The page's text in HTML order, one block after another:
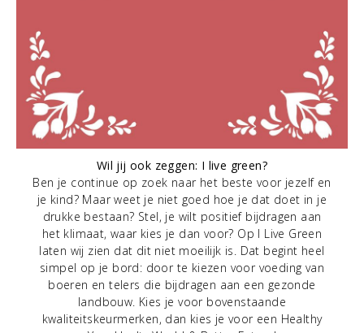
Wil jij ook zeggen: I live green?
Ben je continue op zoek naar het beste voor jezelf en
je kind? Maar weet je niet goed hoe je dat doet in je
drukke bestaan? Stel, je wilt positief bijdragen aan
het klimaat, waar kies je dan voor? Op I Live Green
laten wij zien dat dit niet moeilijk is. Dat begint heel
simpel op je bord: door te kiezen voor voeding van
boeren en telers die bijdragen aan een gezonde
landbouw. Kies je voor bovenstaande
kwaliteitskeurmerken, dan kies je voor een Healthy